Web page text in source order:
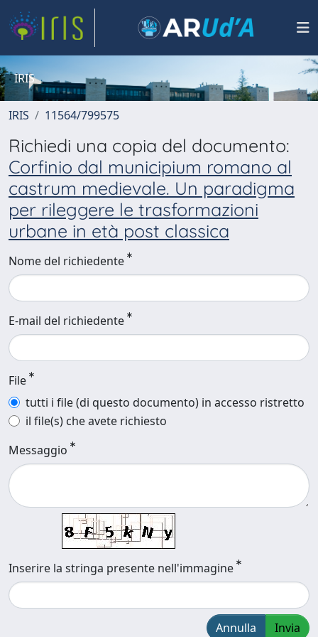
IRIS
IRIS 11564/799575
Richiedi una copia del documento:
Corfinio dal municipium romano al
castrum medievale. Un paradigma
per rileggere le trasformazioni
urbane in età post classica
Nome del richiedente
E-mail del richiedente
File
tutti i file (di questo documento) in accesso ristretto
il file(s) che avete richiesto
Messaggio
Inserire la stringa presente nell'immagine
Annulla Invia